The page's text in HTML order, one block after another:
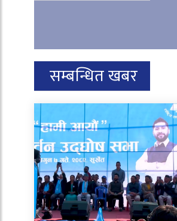
सम्बन्धित खबर